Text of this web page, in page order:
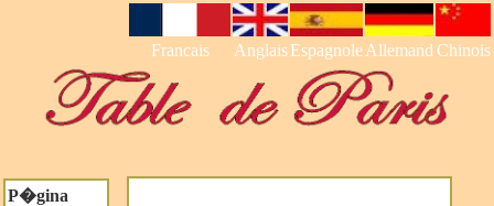
Francais Anglais EspagnoleAllemand Chinois
P�gina